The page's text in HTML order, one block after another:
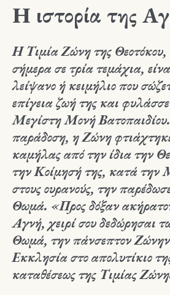
Η ιστορία της
Η Τιμία Ζώνη της Θεοτόκου,
σήμερα σε τρία τεμάχια,
λείψανο ή κειμήλιο που
επίγεια ζωή της και
Μεγίστη Μονή
παράδοση, η Ζώνη
καμήλας από την ίδια την
την Κοίμησή της, κατά την
στους ουρανούς, την
Θωμά. «Προς δόξαν
Αγνή, χειρί σου δεδώρησαι
Θωμά, την πάνσεπτον
Εκκλησία στο απολυτίκιο
καταθέσεως της Τιμίας